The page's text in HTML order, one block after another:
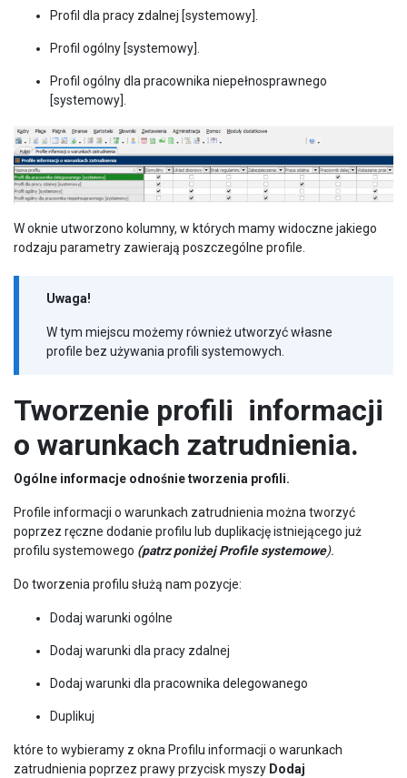
Profil dla pracy zdalnej [systemowy].
Profil ogólny [systemowy].
Profil ogólny dla pracownika niepełnosprawnego
[systemowy].
W oknie utworzono kolumny, w których mamy widoczne jakiego
rodzaju parametry zawierają poszczególne profile.
Uwaga!
W tym miejscu możemy również utworzyć własne
profile bez używania profili systemowych.
Tworzenie profili informacji
o warunkach zatrudnienia.
Ogólne informacje odnośnie tworzenia profili.
Profile informacji o warunkach zatrudnienia można tworzyć
poprzez ręczne dodanie profilu lub duplikację istniejącego już
profilu systemowego (patrz poniżej Profile systemowe).
Do tworzenia profilu służą nam pozycje:
Dodaj warunki ogólne
Dodaj warunki dla pracy zdalnej
Dodaj warunki dla pracownika delegowanego
Duplikuj
które to wybieramy z okna Profilu informacji o warunkach
zatrudnienia poprzez prawy przycisk myszy Dodaj